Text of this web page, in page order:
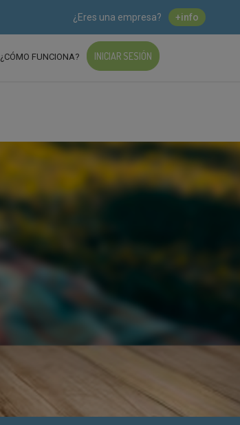
¿Eres una empresa? +info
¿CÓMO FUNCIONA? INICIAR SESIÓN